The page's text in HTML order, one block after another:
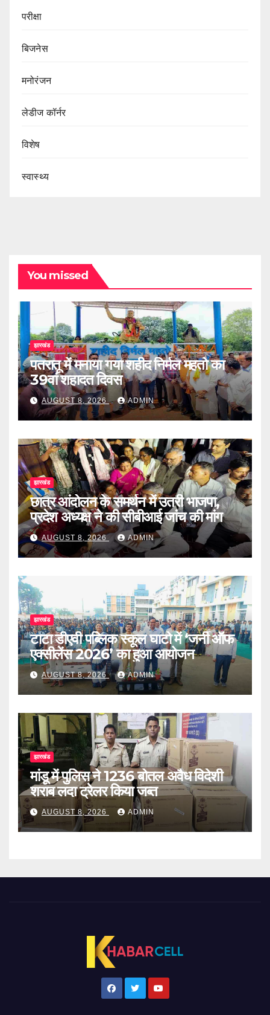
परीक्षा
बिजनेस
मनोरंजन
लेडीज कॉर्नर
विशेष
स्वास्थ्य
You missed
झारखंड
पतरातू में मनाया गया शहीद निर्मल महतो का
39वां शहादत दिवस
AUGUST 8, 2026 ADMIN
झारखंड
छात्र आंदोलन के समर्थन में उतरी भाजपा,
प्रदेश अध्यक्ष ने की सीबीआई जांच की मांग
AUGUST 8, 2026 ADMIN
झारखंड
टाटा डीएवी पब्लिक स्कूल घाटो में ‘जर्नी ऑफ
एक्सीलेंस 2026’ का हुआ आयोजन
AUGUST 8, 2026 ADMIN
झारखंड
मांडू में पुलिस ने 1236 बोतल अवैध विदेशी
शराब लदा ट्रेलर किया जब्त
AUGUST 8, 2026 ADMIN